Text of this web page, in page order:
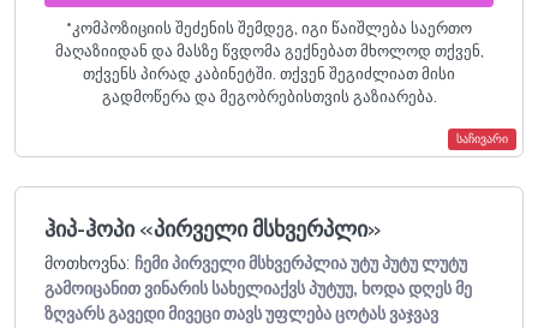
საჩივარი
*კომპოზიციის შეძენის შემდეგ, იგი წაიშლება საერთო
მაღაზიიდან და მასზე წვდომა გექნებათ მხოლოდ თქვენ,
თქვენს პირად კაბინეტში. თქვენ შეგიძლიათ მისი
გადმოწერა და მეგობრებისთვის გაზიარება.
ჰიპ-ჰოპი «პირველი მსხვერპლი»
მოთხოვნა: ჩემი პირველი მსხვერპლია უტუ პუტუ ლუტუ
გამოიცანით ვინარის სახელიაქვს პუტუუ, ხოდა დღეს მე
ზღვარს გავედი მივეცი თავს უფლება ცოტას ვაჯვავ